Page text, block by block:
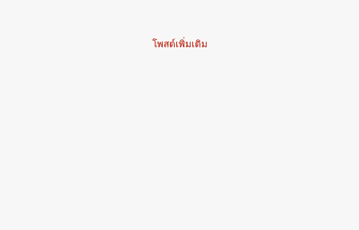
โพสต์เพิ่มเติม